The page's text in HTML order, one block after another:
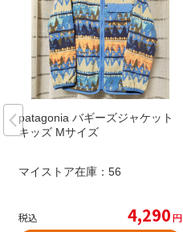
patagonia バギーズジャケット
キッズ Mサイズ
マイストア在庫： 56
税込 4,290円